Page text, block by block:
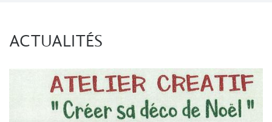
ACTUALITÉS